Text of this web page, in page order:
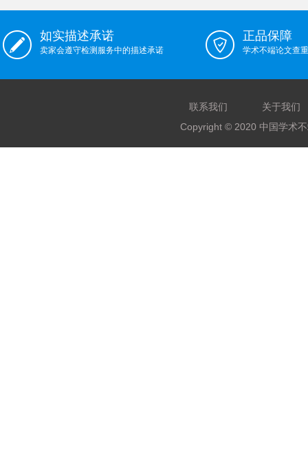
如实描述承诺
卖家会遵守检测服务中的描述承诺
正品保障
学术不端论文查
联系我们
关于我们
Copyright © 2020 中国学术